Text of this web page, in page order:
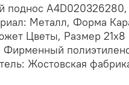
поднос
Металл, Форма
Цветы, Размер 21х8
Фирменный
Жостовская